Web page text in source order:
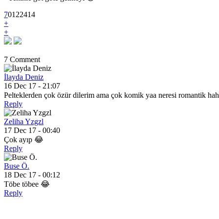
70122414
+
+
7 Comment
İlayda Deniz
16 Dec 17 - 21:07
Pelteklerden çok özür dilerim ama çok komik yaa neresi romantik
Reply
Zeliha Yzgzl
17 Dec 17 - 00:40
Çok ayıp 😂
Reply
Buse Ö.
18 Dec 17 - 00:12
Töbe töbee 😂
Reply